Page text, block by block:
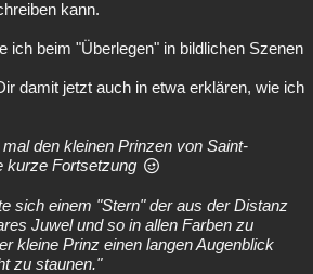
kann.
ich beim "Überlegen" in bildlichen Szenen
damit jetzt auch in etwa erklären, wie ich
den kleinen Prinzen von Saint-
kurze Fortsetzung
sich einem "Stern" der aus der Distanz
Juwel und so in allen Farben zu
kleine Prinz einen langen Augenblick
zu staunen."